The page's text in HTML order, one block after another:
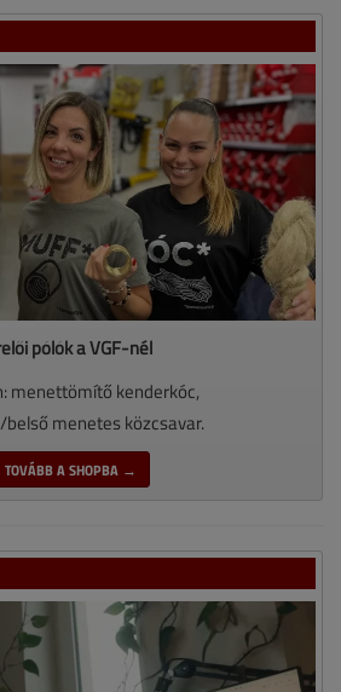
pólók a VGF-nél
menettömítő kenderkóc,
menetes közcsavar.
TOVÁBB A SHOPBA →